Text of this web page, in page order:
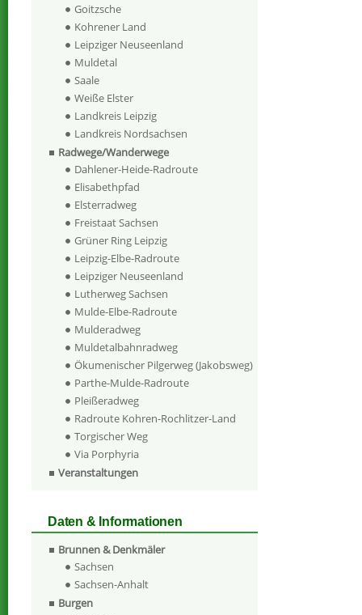
Goitzsche
Kohrener Land
Leipziger Neuseenland
Muldetal
Saale
Weiße Elster
Landkreis Leipzig
Landkreis Nordsachsen
Radwege/Wanderwege
Dahlener-Heide-Radroute
Elisabethpfad
Elsterradweg
Freistaat Sachsen
Grüner Ring Leipzig
Leipzig-Elbe-Radroute
Leipziger Neuseenland
Lutherweg Sachsen
Mulde-Elbe-Radroute
Mulderadweg
Muldetalbahnradweg
Ökumenischer Pilgerweg (Jakobsweg)
Parthe-Mulde-Radroute
Pleißeradweg
Radroute Kohren-Rochlitzer-Land
Torgischer Weg
Via Porphyria
Veranstaltungen
Daten & Informationen
Brunnen & Denkmäler
Sachsen
Sachsen-Anhalt
Burgen